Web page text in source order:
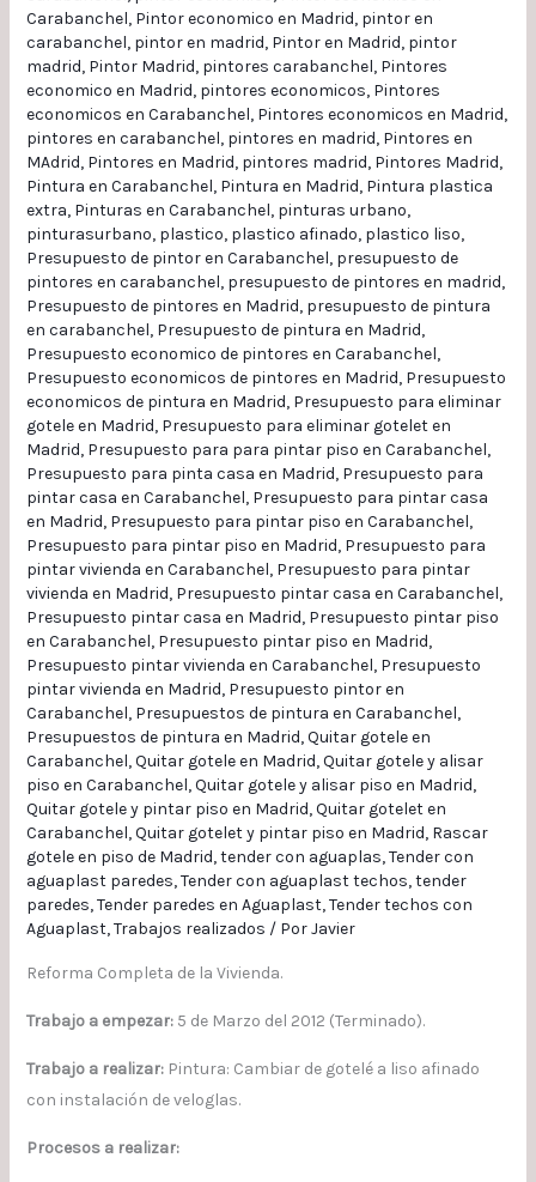
Carabanchel, Pintor economico en Madrid, pintor en
carabanchel, pintor en madrid, Pintor en Madrid, pintor
madrid, Pintor Madrid, pintores carabanchel, Pintores
economico en Madrid, pintores economicos, Pintores
economicos en Carabanchel, Pintores economicos en Madrid,
pintores en carabanchel, pintores en madrid, Pintores en
MAdrid, Pintores en Madrid, pintores madrid, Pintores Madrid,
Pintura en Carabanchel, Pintura en Madrid, Pintura plastica
extra, Pinturas en Carabanchel, pinturas urbano,
pinturasurbano, plastico, plastico afinado, plastico liso,
Presupuesto de pintor en Carabanchel, presupuesto de
pintores en carabanchel, presupuesto de pintores en madrid,
Presupuesto de pintores en Madrid, presupuesto de pintura
en carabanchel, Presupuesto de pintura en Madrid,
Presupuesto economico de pintores en Carabanchel,
Presupuesto economicos de pintores en Madrid, Presupuesto
economicos de pintura en Madrid, Presupuesto para eliminar
gotele en Madrid, Presupuesto para eliminar gotelet en
Madrid, Presupuesto para para pintar piso en Carabanchel,
Presupuesto para pinta casa en Madrid, Presupuesto para
pintar casa en Carabanchel, Presupuesto para pintar casa
en Madrid, Presupuesto para pintar piso en Carabanchel,
Presupuesto para pintar piso en Madrid, Presupuesto para
pintar vivienda en Carabanchel, Presupuesto para pintar
vivienda en Madrid, Presupuesto pintar casa en Carabanchel,
Presupuesto pintar casa en Madrid, Presupuesto pintar piso
en Carabanchel, Presupuesto pintar piso en Madrid,
Presupuesto pintar vivienda en Carabanchel, Presupuesto
pintar vivienda en Madrid, Presupuesto pintor en
Carabanchel, Presupuestos de pintura en Carabanchel,
Presupuestos de pintura en Madrid,Quitar gotele en
Carabanchel,Quitar gotele en Madrid,Quitar gotele y alisar
piso en Carabanchel,Quitar gotele y alisar piso en Madrid,
Quitar gotele y pintar piso en Madrid,Quitar gotelet en
Carabanchel,Quitar gotelet y pintar piso en Madrid, Rascar
gotele en piso de Madrid,tender con aguaplas,Tender con
aguaplast paredes,Tender con aguaplast techos,tender
paredes,Tender paredes en Aguaplast,Tender techos con
Aguaplast,Trabajos realizados / PorJavier
Reforma Completa de la Vivienda.
Trabajo a empezar:5 de Marzo del 2012 (Terminado).
Trabajo a realizar:Pintura: Cambiar de gotelé a liso afinado
con instalación de veloglas.
Procesos a realizar: